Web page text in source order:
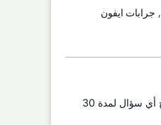
, جرابات ايفون
إذا لم يعجبك المنتج، يمكنك إرجاعه إلينا دون طرح أي سؤال لمدة 30